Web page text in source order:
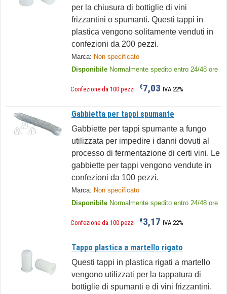
per la chiusura di bottiglie di vini
frizzantini o spumanti. Questi tappi in
plastica vengono solitamente venduti in
confezioni da 200 pezzi.
Marca: Non specificato
Disponibile Normalmente spedito entro 24/48 ore
Confezione da 100 pezzi €7,03 IVA 22%
Gabbietta per tappi spumante
Gabbiette per tappi spumante a fungo
utilizzata per impedire i danni dovuti al
processo di fermentazione di certi vini. Le
gabbiette per tappi vengono vendute in
confezioni da 100 pezzi.
Marca: Non specificato
Disponibile Normalmente spedito entro 24/48 ore
Confezione da 100 pezzi €3,17 IVA 22%
Tappo plastica a martello rigato
Questi tappi in plastica rigati a martello
vengono utilizzati per la tappatura di
bottiglie di spumanti e di vini frizzantini.